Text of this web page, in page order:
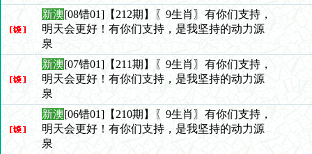
新澳[08错01]【212期】〖9生肖〗有你们支持，
明天会更好！有你们支持，是我坚持的动力源
泉
新澳[07错01]【211期】〖9生肖〗有你们支持，
明天会更好！有你们支持，是我坚持的动力源
泉
新澳[06错01]【210期】〖9生肖〗有你们支持，
明天会更好！有你们支持，是我坚持的动力源
泉